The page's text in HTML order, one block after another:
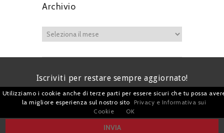
Archivio
Iscriviti per restare sempre aggiornato!
Utilizziamo i cookie anche di terze parti per essere sicuri che tu possa
la migliore esperienza sul nostro sito
Privacy e Informativa sui
Cookie
OK